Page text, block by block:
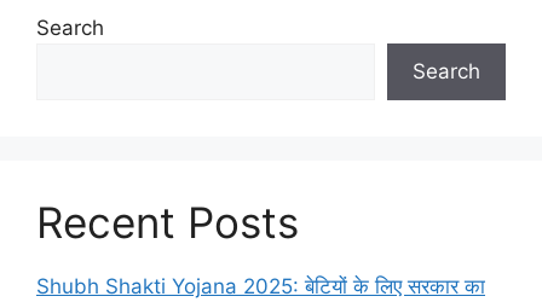
Search
Search
Recent Posts
Shubh Shakti Yojana 2025: बेटियों के लिए सरकार का